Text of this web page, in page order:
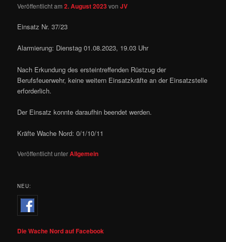
Veröffentlicht am2. August 2023vonJV
Einsatz Nr. 37/23
Alarmierung: Dienstag 01.08.2023, 19.03 Uhr
Nach Erkundung des ersteintreffenden Rüstzug der
Berufsfeuerwehr, keine weitern Einsatzkräfte an der Einsatzstelle
erforderlich.
Der Einsatz konnte daraufhin beendet werden.
Kräfte Wache Nord: 0/1/10/11
Veröffentlicht unterAllgemein
NEU:
Die Wache Nord auf Facebook